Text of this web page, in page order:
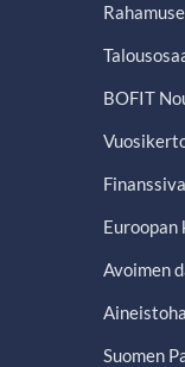
BOFIT
Euroopan
Avoimen
Suomen